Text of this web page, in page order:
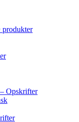
Opskrifter